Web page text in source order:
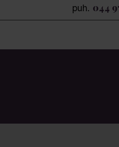
puh. 044